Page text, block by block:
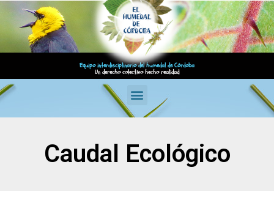
Equipo interdisciplinario del humedal de Córdoba
Un derecho colectivo hecho realidad
Caudal Ecológico